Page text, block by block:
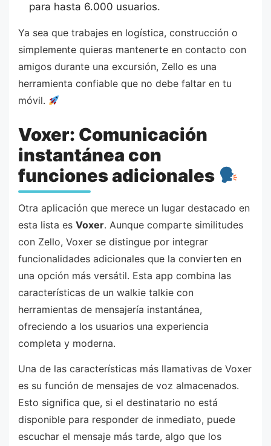
para hasta 6.000 usuarios.
Ya sea que trabajes en logística, construcción o
simplemente quieras mantenerte en contacto con
amigos durante una excursión, Zello es una
herramienta confiable que no debe faltar en tu
móvil.
Voxer: Comunicación
instantánea con
funciones adicionales
Otra aplicación que merece un lugar destacado en
esta lista es Voxer. Aunque comparte similitudes
con Zello, Voxer se distingue por integrar
funcionalidades adicionales que la convierten en
una opción más versátil. Esta app combina las
características de un walkie talkie con
herramientas de mensajería instantánea,
ofreciendo a los usuarios una experiencia
completa y moderna.
Una de las características más llamativas de Voxer
es su función de mensajes de voz almacenados.
Esto significa que, si el destinatario no está
disponible para responder de inmediato, puede
escuchar el mensaje más tarde, algo que los